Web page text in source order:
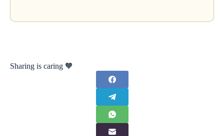
Sharing is caring 🧡